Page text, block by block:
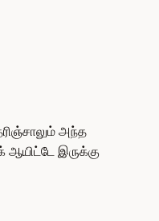
அந்த
ஆயிட்டே இருக்கு